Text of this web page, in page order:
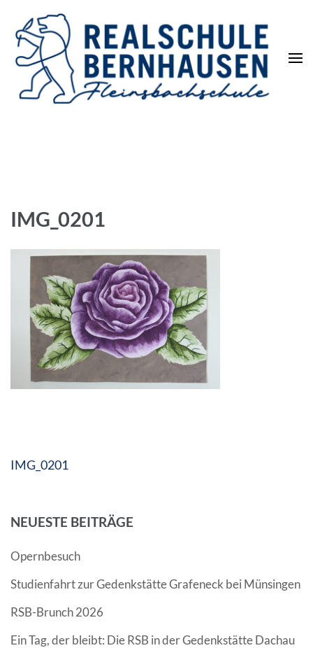
IMG_0201
Beitragsnavigation
IMG_0201
NEUESTE BEITRÄGE
Opernbesuch
Studienfahrt zur Gedenkstätte Grafeneck bei Münsingen
RSB-Brunch 2026
Ein Tag, der bleibt: Die RSB in der Gedenkstätte Dachau